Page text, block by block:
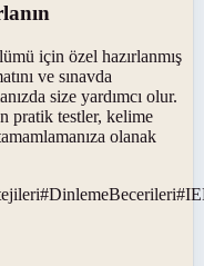
için özel hazırlanmış
ve sınavda
size yardımcı olur.
pratik testler, kelime
olanak
#DinlemeBecerileri#